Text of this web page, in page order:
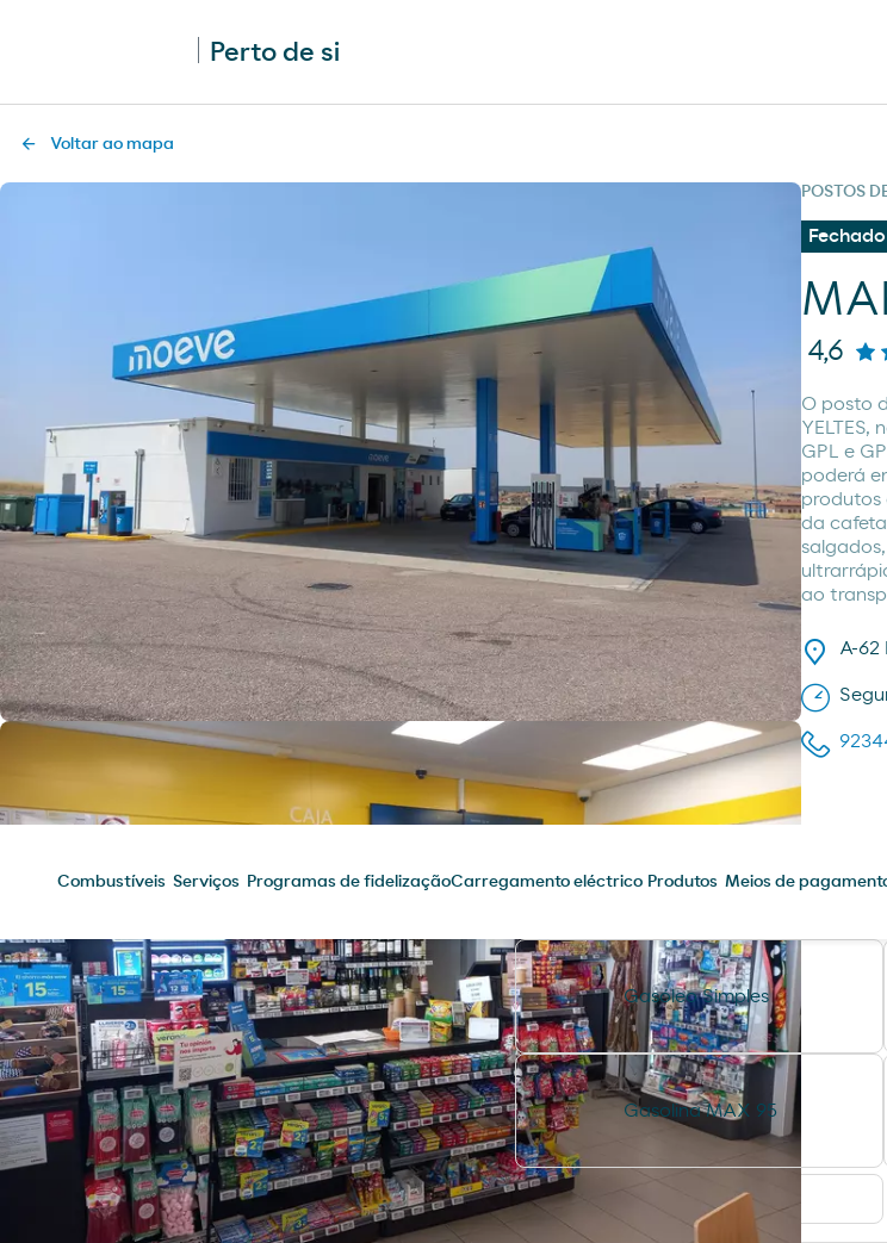
Perto de si
Voltar ao mapa
POSTOS
Fechado
4,6
O posto
GPL e
poderá
produtos
da
ao
A-62
Combustíveis Serviços Programas de fidelizaçãoCarregamento eléctrico Produtos Meios de
Combustíveis
Chegue ao seu destino com os
melhores produtos para o seu
veículo.
Gasóleo Simples
Gasolina MAX 95
Serviços Painéis solares